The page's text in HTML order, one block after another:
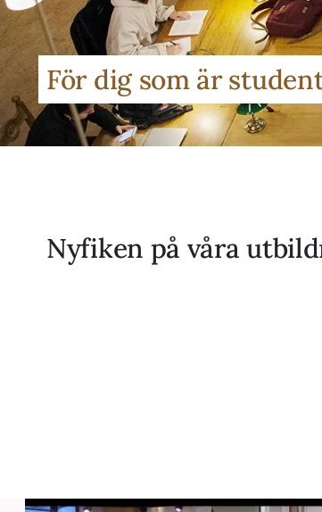
För dig som är
Nyfiken på våra